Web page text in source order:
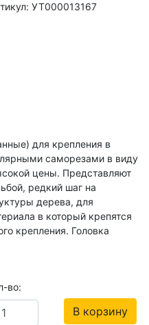
УТ000013167
для крепления в
саморезами в виду
цены. Представляют
редкий шаг на
дерева, для
в который крепятся
крепления. Головка
во:
В корзину